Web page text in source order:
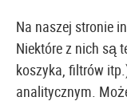
Na naszej stronie
Niektóre z nich są
koszyka, filtrów
analitycznym.